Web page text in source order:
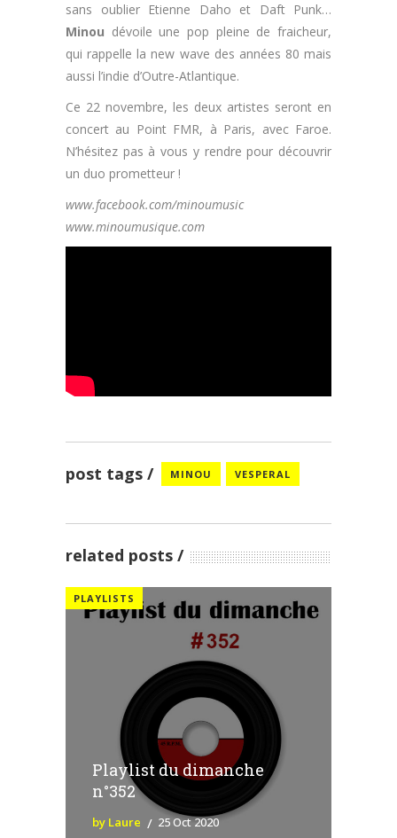
sans oublier Etienne Daho et Daft Punk…
Minou dévoile une pop pleine de fraicheur,
qui rappelle la new wave des années 80 mais
aussi l’indie d’Outre-Atlantique.
Ce 22 novembre, les deux artistes seront en
concert au Point FMR, à Paris, avec Faroe.
N’hésitez pas à vous y rendre pour découvrir
un duo prometteur !
www.facebook.com/minoumusic
www.minoumusique.com
post tags MINOU VESPERAL
related posts
PLAYLISTS
Playlist du dimanche
n°352
by Laure 25 Oct 2020